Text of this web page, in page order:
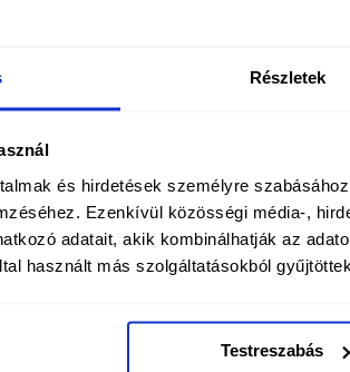
Részletek
és hirdetések személyre
Ezenkívül közösségi média-,
adatait, akik kombinálhatják az
használt más szolgáltatásokból
Testreszabás
béke,
Megtekintés